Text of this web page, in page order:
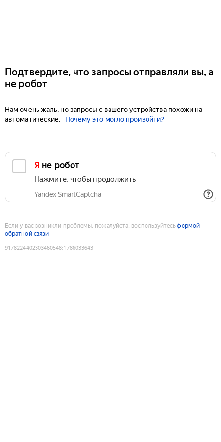
Подтвердите, что запросы отправляли вы, а
не робот
Нам очень жаль, но запросы с вашего устройства похожи на
автоматические.
Почему это могло произойти?
Я не робот
Нажмите, чтобы продолжить
Yandex SmartCaptcha
Если у вас возникли проблемы, пожалуйста, воспользуйтесьформой
обратной связи
9178224402303460548:1786033643